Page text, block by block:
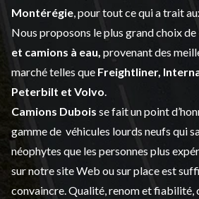
Montérégie , pour tout ce qui a trait
Nous proposons le plus grand choix de
et camions à eau, provenant des
marché telles que Freightliner,
Peterbilt et Volvo
Camions Dubois se fait un point
gamme de véhicules lourds neufs qui
néophytes que les personnes plus
sur notre site Web ou sur place est
convaincre. Qualité, renom et fiabilité,